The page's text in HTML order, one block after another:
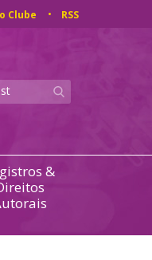
Clube RSS
&